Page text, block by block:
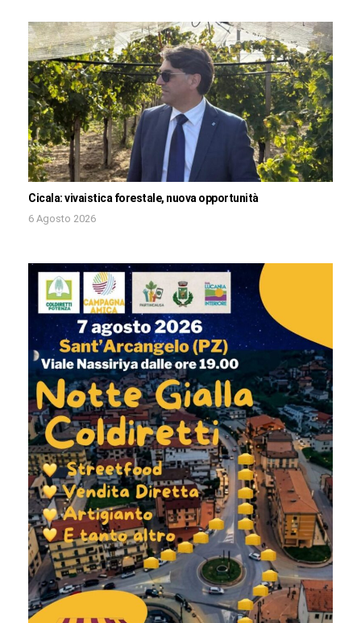
Cicala: vivaistica forestale, nuova opportunità
6 Agosto 2026